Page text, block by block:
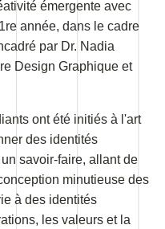
émergente avec
année, dans le cadre
par Dr. Nadia
Design Graphique et
ont été initiés à l'art
des identités
savoir-faire, allant de
minutieuse des
à des identités
les valeurs et la